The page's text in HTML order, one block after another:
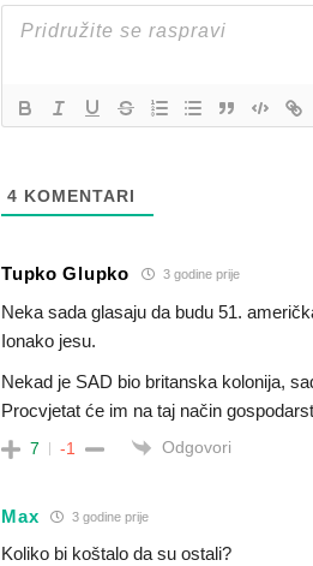
4 KOMENTARI
Tupko Glupko 3 godine prije
Neka sada glasaju da budu 51.
Ionako jesu.
Nekad je SAD bio britanska kolonija,
Procvjetat će im na taj način
7 -1 Odgovori
Max 3 godine prije
Koliko bi koštalo da su ostali?